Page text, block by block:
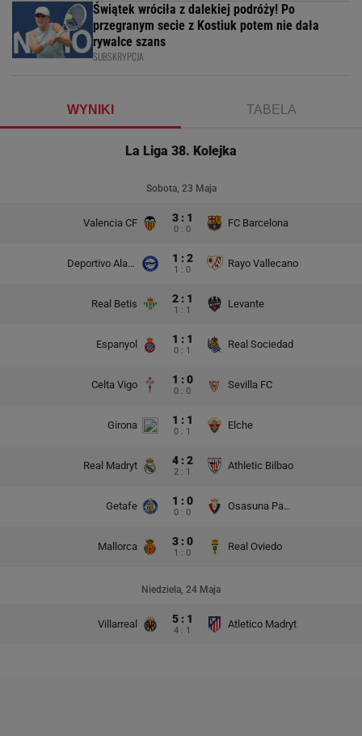
Świątek wróciła z dalekiej podróży! Po
przegranym secie z Kostiuk potem nie dała
rywalce szans
SUBSKRYPCJA
WYNIKI TABELA
La Liga 38. Kolejka
Sobota, 23 Maja
Valencia CF 3 : 1
0 : 0
FC Barcelona
Deportivo Alaves 1 : 2
1 : 0
Rayo Vallecano
Real Betis 2 : 1
1 : 1
Levante
Espanyol 1 : 1
0 : 1
Real Sociedad
Celta Vigo 1 : 0
0 : 0
Sevilla FC
Girona 1 : 1
0 : 1
Elche
Real Madryt 4 : 2
2 : 1
Athletic Bilbao
Getafe 1 : 0
0 : 0
Osasuna Pampeluna
Mallorca 3 : 0
1 : 0
Real Oviedo
Niedziela, 24 Maja
Villarreal 5 : 1
4 : 1
Atletico Madryt